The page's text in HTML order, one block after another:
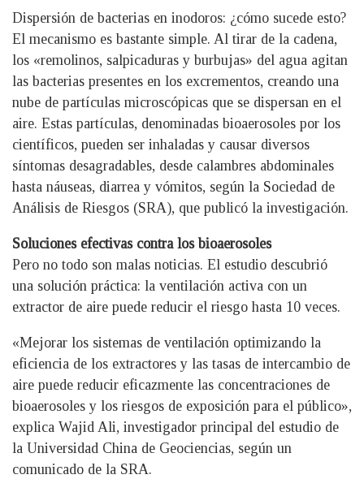
Dispersión de bacterias en inodoros: ¿cómo sucede esto?
El mecanismo es bastante simple. Al tirar de la cadena,
los «remolinos, salpicaduras y burbujas» del agua agitan
las bacterias presentes en los excrementos, creando una
nube de partículas microscópicas que se dispersan en el
aire. Estas partículas, denominadas bioaerosoles por los
científicos, pueden ser inhaladas y causar diversos
síntomas desagradables, desde calambres abdominales
hasta náuseas, diarrea y vómitos, según la Sociedad de
Análisis de Riesgos (SRA), que publicó la investigación.
Soluciones efectivas contra los bioaerosoles
Pero no todo son malas noticias. El estudio descubrió
una solución práctica: la ventilación activa con un
extractor de aire puede reducir el riesgo hasta 10 veces.
«Mejorar los sistemas de ventilación optimizando la
eficiencia de los extractores y las tasas de intercambio de
aire puede reducir eficazmente las concentraciones de
bioaerosoles y los riesgos de exposición para el público»,
explica Wajid Ali, investigador principal del estudio de
la Universidad China de Geociencias, según un
comunicado de la SRA.